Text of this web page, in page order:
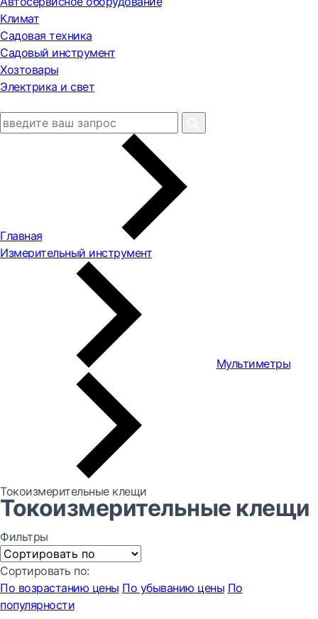
Климат
Садовая техника
Садовый инструмент
Хозтовары
Электрика и свет
Главная
Измерительный инструмент
Мультиметры
Токоизмерительные клещи
Токоизмерительные клещи
Фильтры
Сортировать по:
По возрастанию цены По убыванию цены По
популярности